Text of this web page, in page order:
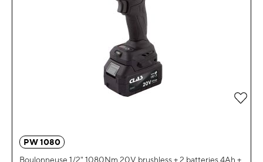
PW 1080
Boulonneuse 1/2" 1080Nm 20V brushless + 2 batteries 4Ah +